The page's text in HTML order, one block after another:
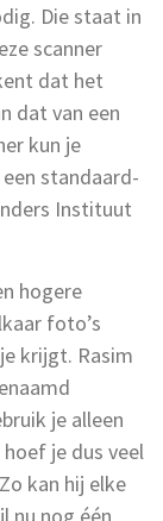
Die staat in
scanner
dat het
dat van een
kun je
standaard-
Instituut
hogere
foto’s
krijgt. Rasim
je alleen
je dus veel
kan hij elke